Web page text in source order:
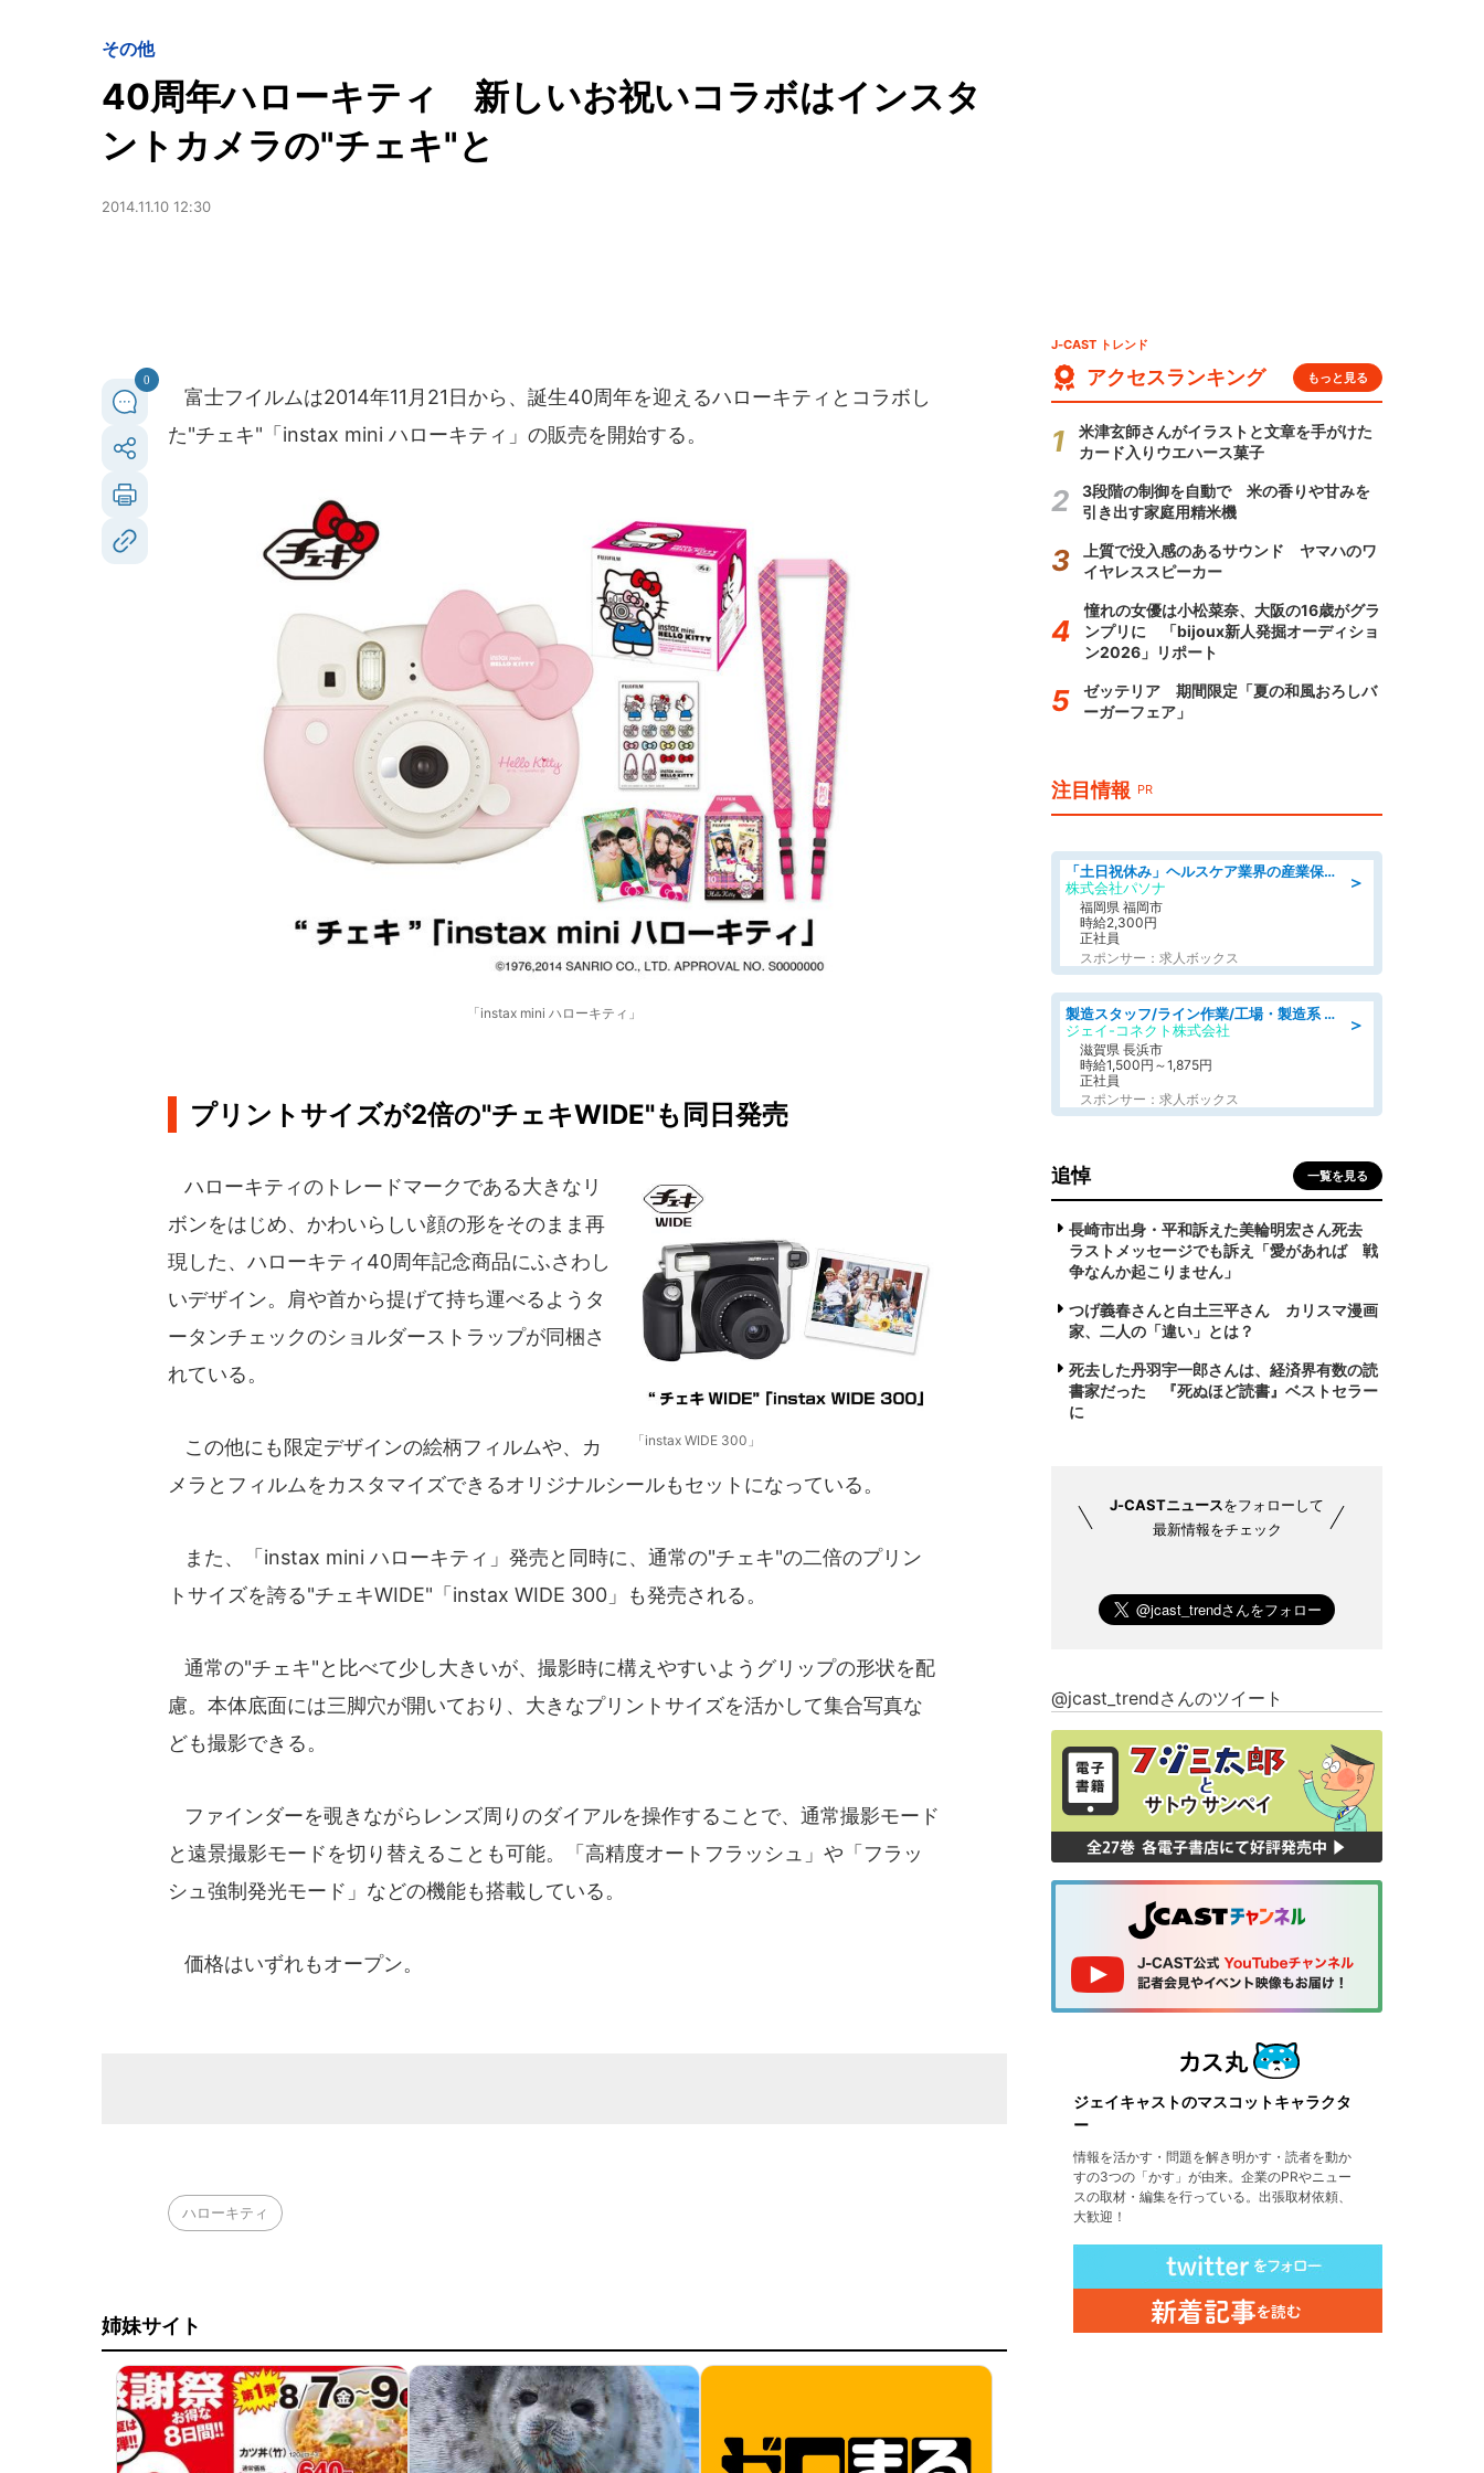
その他
40周年ハローキティ 新しいお祝いコラボはインスタ
ントカメラの"チェキ"と
2014.11.10 12:30
0
富士フイルムは2014年11月21日から、誕生40周年を迎えるハローキティとコラボし
た"チェキ"「instax mini ハローキティ」の販売を開始する。
「instax mini ハローキティ」
プリントサイズが2倍の"チェキWIDE"も同日発売
「instax WIDE 300」
ハローキティのトレードマークである大きなリ
ボンをはじめ、かわいらしい顔の形をそのまま再
現した、ハローキティ40周年記念商品にふさわし
いデザイン。肩や首から提げて持ち運べるようタ
ータンチェックのショルダーストラップが同梱さ
れている。
この他にも限定デザインの絵柄フィルムや、カ
メラとフィルムをカスタマイズできるオリジナルシールもセットになっている。
また、「instax mini ハローキティ」発売と同時に、通常の"チェキ"の二倍のプリン
トサイズを誇る"チェキWIDE"「instax WIDE 300」も発売される。
通常の"チェキ"と比べて少し大きいが、撮影時に構えやすいようグリップの形状を配
慮。本体底面には三脚穴が開いており、大きなプリントサイズを活かして集合写真な
ども撮影できる。
ファインダーを覗きながらレンズ周りのダイアルを操作することで、通常撮影モード
と遠景撮影モードを切り替えることも可能。「高精度オートフラッシュ」や「フラッ
シュ強制発光モード」などの機能も搭載している。
価格はいずれもオープン。
ハローキティ
姉妹サイト
J-CAST トレンド
アクセスランキング もっと見る
米津玄師さんがイラストと文章を手がけた
カード入りウエハース菓子
3段階の制御を自動で 米の香りや甘みを
引き出す家庭用精米機
上質で没入感のあるサウンド ヤマハのワ
イヤレススピーカー
憧れの女優は小松菜奈、大阪の16歳がグラ
ンプリに 「bijoux新人発掘オーディショ
ン2026」リポート
ゼッテリア 期間限定「夏の和風おろしバ
ーガーフェア」
注目情報 PR
＞
「土日祝休み」ヘルスケア業界の産業保健師/高時給/未経験OK/要資格:保健師、正看護師
株式会社パソナ
福岡県 福岡市
時給2,300円
正社員
スポンサー：求人ボックス
＞
製造スタッフ/ライン作業/工場・製造系 エンジン部品の機械加工/未経験可/昼食代無料
ジェイ-コネクト株式会社
滋賀県 長浜市
時給1,500円～1,875円
正社員
スポンサー：求人ボックス
追悼 一覧を見る
長崎市出身・平和訴えた美輪明宏さん死去
ラストメッセージでも訴え「愛があれば 戦
争なんか起こりません」
つげ義春さんと白土三平さん カリスマ漫画
家、二人の「違い」とは？
死去した丹羽宇一郎さんは、経済界有数の読
書家だった 『死ぬほど読書』ベストセラー
に
J-CASTニュースをフォローして
最新情報をチェック
@jcast_trendさんのツイート
ジェイキャストのマスコットキャラクタ
ー
情報を活かす・問題を解き明かす・読者を動か
すの3つの「かす」が由来。企業のPRやニュー
スの取材・編集を行っている。出張取材依頼、
大歓迎！